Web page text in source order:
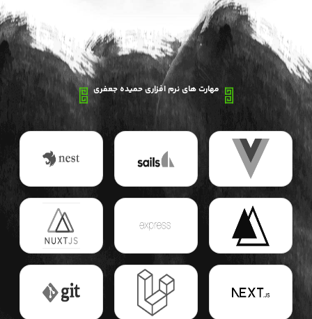
مهارت های نرم افزاری حمیده جعفری